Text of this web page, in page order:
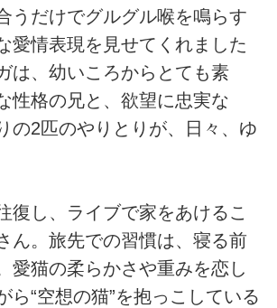
うだけでグルグル喉を鳴らす
愛情表現を見せてくれました
は、幼いころからとても素
性格の兄と、欲望に忠実な
の2匹のやりとりが、日々、ゆ
復し、ライブで家をあけるこ
ん。旅先での習慣は、寝る前
愛猫の柔らかさや重みを恋し
ら“空想の猫”を抱っこしている